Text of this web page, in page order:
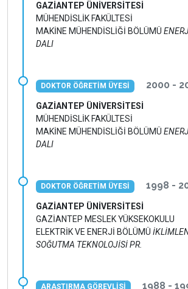
GAZİANTEP ÜNİVERSİTESİ
MÜHENDİSLİK FAKÜLTESİ
MAKİNE MÜHENDİSLİĞİ BÖLÜMÜ
DALI
DOKTOR ÖĞRETİM ÜYESİ 2000 -
GAZİANTEP ÜNİVERSİTESİ
MÜHENDİSLİK FAKÜLTESİ
MAKİNE MÜHENDİSLİĞİ BÖLÜMÜ
DALI
DOKTOR ÖĞRETİM ÜYESİ 1998 -
GAZİANTEP ÜNİVERSİTESİ
GAZİANTEP MESLEK YÜKSEKOKULU
ELEKTRİK VE ENERJİ BÖLÜMÜ
SOĞUTMA TEKNOLOJİSİ PR.
ARAŞTIRMA GÖREVLİSİ 1988 -